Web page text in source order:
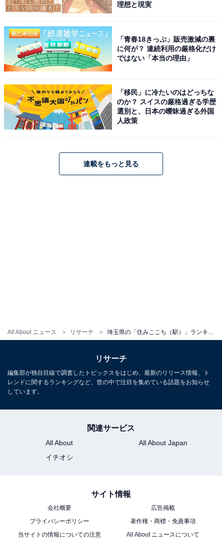
All About ニュース リサーチ
こちらもおすすめ
埼玉県の「住みここち（自治体）」ランキン
グ！ 「さいたま市中央区」を抑えた6年連続の1
理想と現実
「青春18きっぷ」販売激減の裏
に何が？ 連続利用の厳格化だけ
ではない「本当の理由」
「移民」に冷たいのはどっちな
のか？ スイスの厳格過ぎる学歴
選別と、日本の曖昧過ぎる外国
人政策
連載をもっと見る
リサーチ
編集部が独自目線で調査したトピックスをはじめ、最新のリリース情報、ト
レンドに関するランキングなど、世の中で注目を集めている話題をお知らせ
しています。
関連サービス
All About
All About Japan
イチオシ
サイト情報
会社概要
広告掲載
プライバシーポリシー
著作権・商標・免責事項
当サイトの情報についての注意
All About ニュースについて